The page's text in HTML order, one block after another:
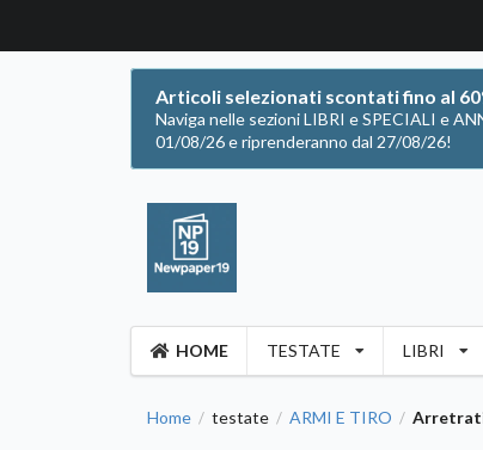
Articoli selezionati scontati fino al
Naviga nelle sezioni LIBRI e SPECIALI e
01/08/26 e riprenderanno dal 27/08/26!
HOME TESTATE LIBRI
Home / testate / ARMI E TIRO /